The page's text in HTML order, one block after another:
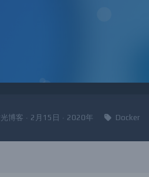
博客 · 2月15日 · 2020年 Docker